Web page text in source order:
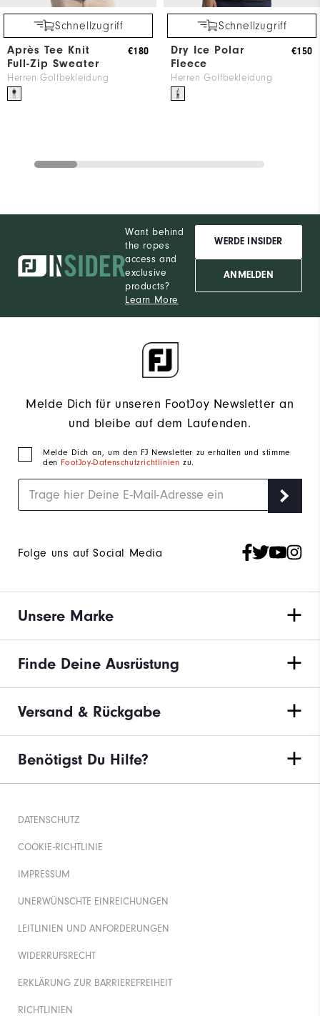
Schnellzugriff
Après Tee Knit
Full-Zip Sweater
Herren Golfbekleidung
€180
Schnellzugriff
Dry Ice Polar
Fleece
Herren Golfbekleidung
€150
Want behind
the ropes
access and
exclusive
products?
Learn More
WERDE INSIDER
ANMELDEN
Melde Dich für unseren FootJoy Newsletter an
und bleibe auf dem Laufenden.
Melde Dich an, um den FJ Newsletter zu erhalten und stimme
den FootJoy-Datenschutzrichtlinienzu.
Folge uns auf Social Media
Unsere Marke
Finde Deine Ausrüstung
Versand & Rückgabe
Benötigst Du Hilfe?
DATENSCHUTZ
COOKIE-RICHTLINIE
IMPRESSUM
UNERWÜNSCHTE EINREICHUNGEN
LEITLINIEN UND ANFORDERUNGEN
WIDERRUFSRECHT
ERKLÄRUNG ZUR BARRIEREFREIHEIT
RICHTLINIEN